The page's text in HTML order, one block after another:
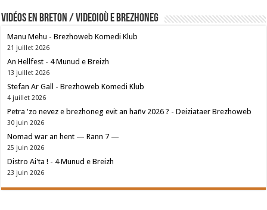
Vidéos en breton / Videoioù e brezhoneg
Manu Mehu - Brezhoweb Komedi Klub
21 juillet 2026
An Hellfest - 4 Munud e Breizh
13 juillet 2026
Stefan Ar Gall - Brezhoweb Komedi Klub
4 juillet 2026
Petra 'zo nevez e brezhoneg evit an hañv 2026 ? - Deiziataer Brezhoweb
30 juin 2026
Nomad war an hent — Rann 7 —
25 juin 2026
Distro Ai'ta ! - 4 Munud e Breizh
23 juin 2026